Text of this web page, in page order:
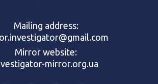
Mailing address:
Mirror website:
mirror.org.ua